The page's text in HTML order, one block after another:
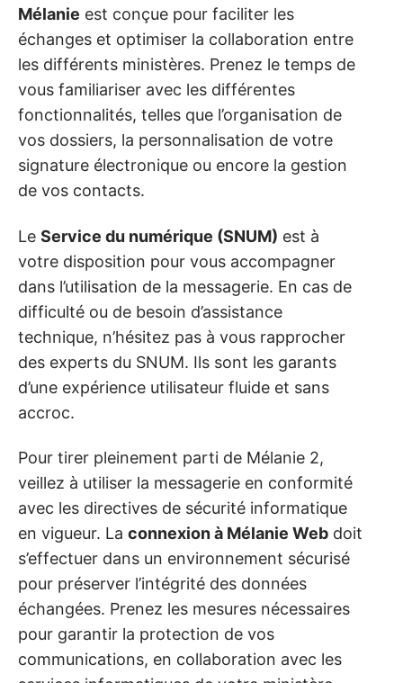
Mélanie est conçue pour faciliter les
échanges et optimiser la collaboration entre
les différents ministères. Prenez le temps de
vous familiariser avec les différentes
fonctionnalités, telles que l’organisation de
vos dossiers, la personnalisation de votre
signature électronique ou encore la gestion
de vos contacts.
Le Service du numérique (SNUM) est à
votre disposition pour vous accompagner
dans l’utilisation de la messagerie. En cas de
difficulté ou de besoin d’assistance
technique, n’hésitez pas à vous rapprocher
des experts du SNUM. Ils sont les garants
d’une expérience utilisateur fluide et sans
accroc.
Pour tirer pleinement parti de Mélanie 2,
veillez à utiliser la messagerie en conformité
avec les directives de sécurité informatique
en vigueur. La connexion à Mélanie Web doit
s’effectuer dans un environnement sécurisé
pour préserver l’intégrité des données
échangées. Prenez les mesures nécessaires
pour garantir la protection de vos
communications, en collaboration avec les